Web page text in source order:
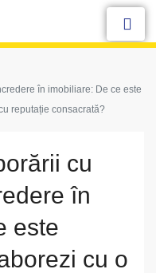
în imobiliare: De ce este
reputație consacrată?
cu
în
este
cu o